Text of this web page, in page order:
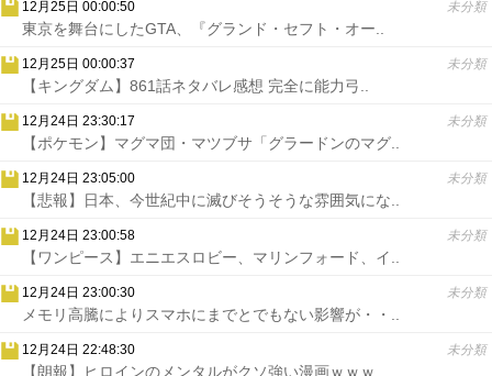
12月25日 00:00:50 未分類
東京を舞台にしたGTA、『グランド・セフト・オー..
12月25日 00:00:37 未分類
【キングダム】861話ネタバレ感想 完全に能力弓..
12月24日 23:30:17 未分類
【ポケモン】マグマ団・マツブサ「グラードンのマグ..
12月24日 23:05:00 未分類
【悲報】日本、今世紀中に滅びそうそうな雰囲気にな..
12月24日 23:00:58 未分類
【ワンピース】エニエスロビー、マリンフォード、イ..
12月24日 23:00:30 未分類
メモリ高騰によりスマホにまでとでもない影響が・・..
12月24日 22:48:30 未分類
【朗報】ヒロインのメンタルがクソ強い漫画ｗｗｗ..